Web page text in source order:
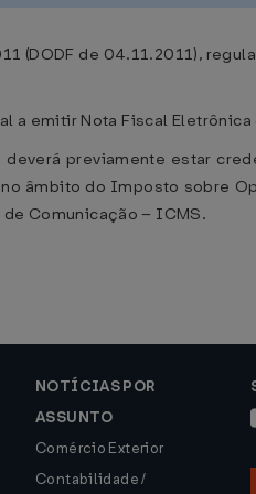
(DODF de 04.11.2011),
emitir Nota Fiscal Eletrônica
previamente estar
âmbito do Imposto sobre
Comunicação – ICMS.
NOTÍCIAS POR
ASSUNTO
Comércio Exterior
Contabilidade /